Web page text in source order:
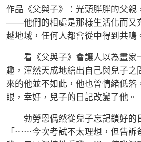
作品《父與子》：光頭胖胖的父親
——他們的相處是那樣生活化而又
越地域，任何人都會從中得到共鳴
看《父與子》會讓人以為畫家
趣，渾然天成地繪出自己與兒子之
來的他並不如此，他也曾情緒低落
眼，幸好，兒子的日記改變了他。
勃勞恩偶然從兒子忘記鎖好的
「⋯⋯今次考試不太理想，但告訴